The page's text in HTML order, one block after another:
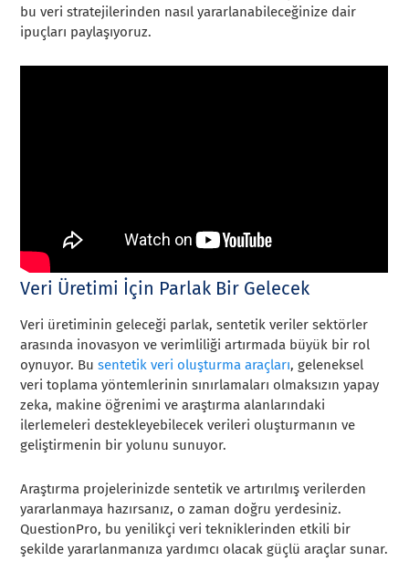
bu veri stratejilerinden nasıl yararlanabileceğinize dair
ipuçları paylaşıyoruz.
Veri Üretimi İçin Parlak Bir Gelecek
Veri üretiminin geleceği parlak, sentetik veriler sektörler
arasında inovasyon ve verimliliği artırmada büyük bir rol
oynuyor. Busentetik veri oluşturma araçları, geleneksel
veri toplama yöntemlerinin sınırlamaları olmaksızın yapay
zeka, makine öğrenimi ve araştırma alanlarındaki
ilerlemeleri destekleyebilecek verileri oluşturmanın ve
geliştirmenin bir yolunu sunuyor.
Araştırma projelerinizde sentetik ve artırılmış verilerden
yararlanmaya hazırsanız, o zaman doğru yerdesiniz.
QuestionPro, bu yenilikçi veri tekniklerinden etkili bir
şekilde yararlanmanıza yardımcı olacak güçlü araçlar sunar.